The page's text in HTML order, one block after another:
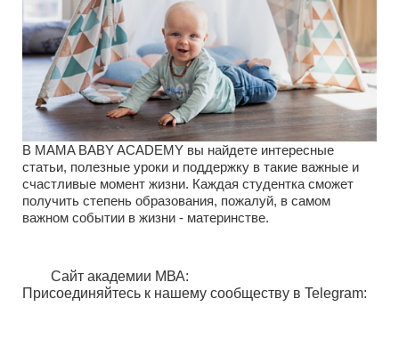
В MAMA BABY ACADEMY вы найдете интересные
статьи, полезные уроки и поддержку в такие важные и
счастливые момент жизни. Каждая студентка сможет
получить степень образования, пожалуй, в самом
важном событии в жизни - материнстве.
Сайт академии МВА:
Присоединяйтесь к нашему сообществу в Telegram: